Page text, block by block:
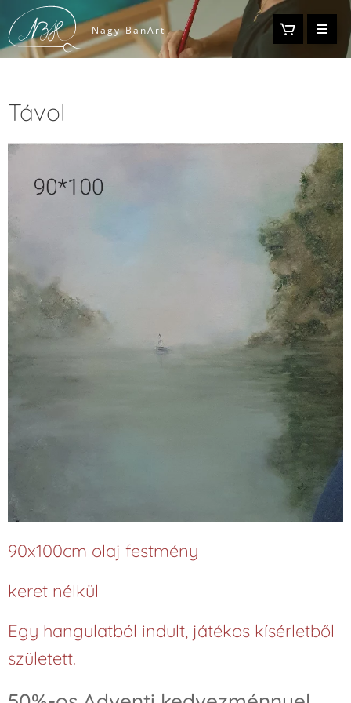
Nagy-BanArt
Távol
90x100cm olaj festmény
keret nélkül
Egy hangulatból indult, játékos kísérletből
született.